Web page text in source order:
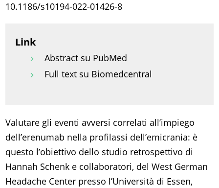
10.1186/s10194-022-01426-8
Link
Abstract su PubMed
Full text su Biomedcentral
Valutare gli eventi avversi correlati all’impiego
dell’erenumab nella profilassi dell’emicrania: è
questo l’obiettivo dello studio retrospettivo di
Hannah Schenk e collaboratori, del West German
Headache Center presso l’Università di Essen,